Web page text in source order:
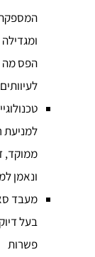
המספקת
הפס מה
למניעת
ממוקד,
ונאמן
פשרות